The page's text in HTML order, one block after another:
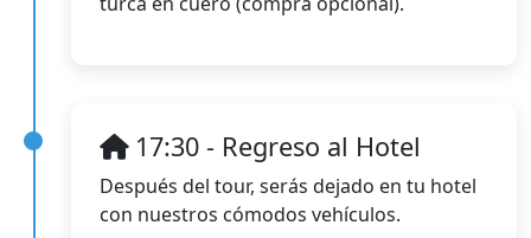
17:30 - Regreso al Hotel
Después del tour, serás dejado en tu hotel
con nuestros cómodos vehículos.